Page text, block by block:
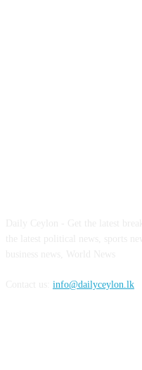
info@dailyceylon.lk